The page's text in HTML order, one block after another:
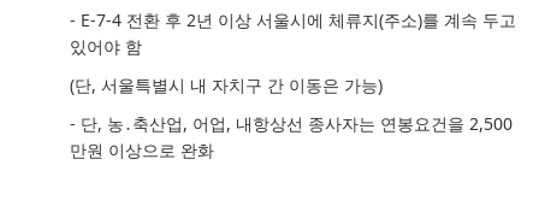
- E-7-4 전환 후 2년 이상 서울시에 체류지(주소)를 계속 두고
있어야 함
(단, 서울특별시 내 자치구 간 이동은 가능)
- 단, 농․축산업, 어업, 내항상선 종사자는 연봉요건을 2,500
만원 이상으로 완화